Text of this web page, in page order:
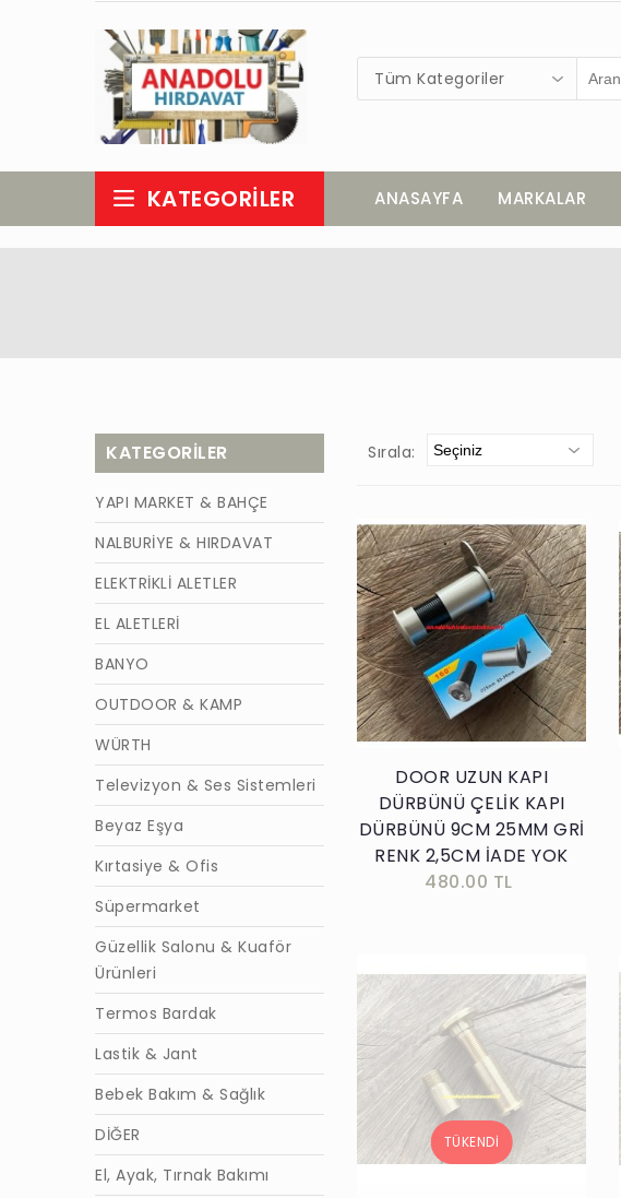
Tüm Kategoriler
KATEGORILER ANASAYFA MARKALAR
KATEGORILER
YAPI MARKET & BAHÇE
NALBURİYE & HIRDAVAT
ELEKTRİKLİ ALETLER
EL ALETLERİ
BANYO
OUTDOOR & KAMP
WÜRTH
Televizyon & Ses Sistemleri
Beyaz Eşya
Kırtasiye & Ofis
Süpermarket
Güzellik Salonu & Kuaför
Ürünleri
Termos Bardak
Lastik & Jant
Bebek Bakım & Sağlık
DİĞER
El, Ayak, Tırnak Bakımı
Sırala:
Sepete Ekle
DOOR UZUN KAPI
DÜRBÜNÜ ÇELİK KAPI
DÜRBÜNÜ 9CM 25MM GRİ
RENK 2,5CM İADE YOK
480.00 TL